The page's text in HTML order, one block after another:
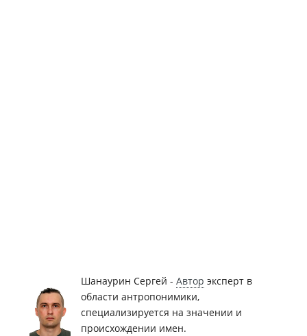
Шанаурин Сергей - Автор эксперт в
области антропонимики,
специализируется на значении и
происхождении имен.